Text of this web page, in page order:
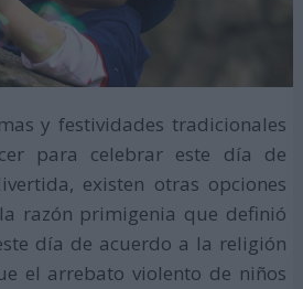
y festividades tradicionales
para celebrar este día de
existen otras opciones
razón primigenia que definió
día de acuerdo a la religión
el arrebato violento de niños